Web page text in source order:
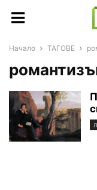
Начало ТАГОВЕ